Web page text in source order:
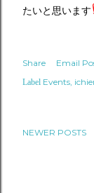
たいと思います
Share Email
Label Events
NEWER POSTS